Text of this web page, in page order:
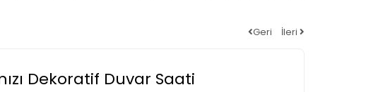
Geri İleri
Dekoratif Duvar Saati